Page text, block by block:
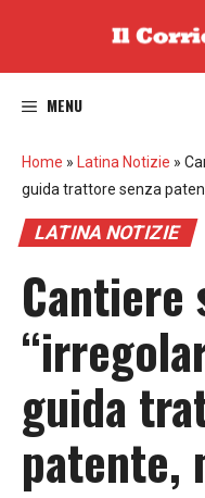
MENU
Home » Latina Notizie »
guida trattore senza
LATINA NOTIZIE
Cantiere
guida
patente,